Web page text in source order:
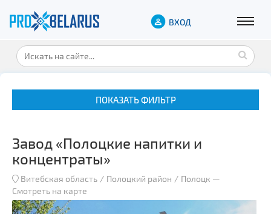
ВХОД
ПОКАЗАТЬ ФИЛЬТР
Музеи
Завод «Полоцкие напитки и
концентраты»
Витебская область Полоцкий район Полоцк —
Смотреть на карте